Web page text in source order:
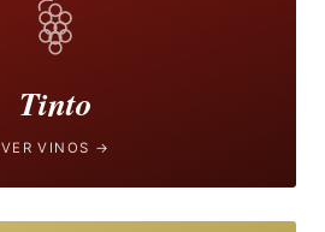
Tinto
VER VINOS →